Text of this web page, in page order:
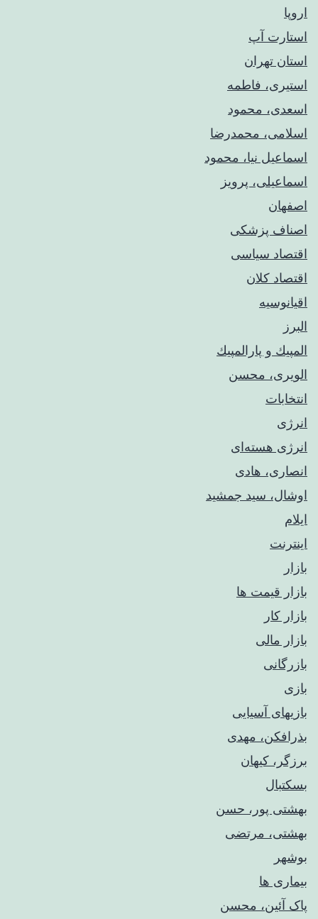
اروپا
استارت آپ
استان تهران
استیری، فاطمه
اسعدی، محمود
اسلامی، محمدرضا
اسماعیل نیا، محمود
اسماعیلی، پرویز
اصفهان
اصناف پزشکی
اقتصاد سیاسی
اقتصاد کلان
اقیانوسیه
البرز
المپيك و پارالمپيك
الویری، محسن
انتخابات
انرژی
انرژی هسته‌ای
انصاری، هادی
اوشال، سید جمشید
ایلام
اینترنت
بازار
بازار قیمت ها
بازار کار
بازار مالی
بازرگانی
بازی
بازیهای آسیایی
بذرافکن، مهدی
برزگر، کیهان
بسکتبال
بهشتی پور، حسن
بهشتی، مرتضی
بوشهر
بیماری ها
پاک آئین، محسن